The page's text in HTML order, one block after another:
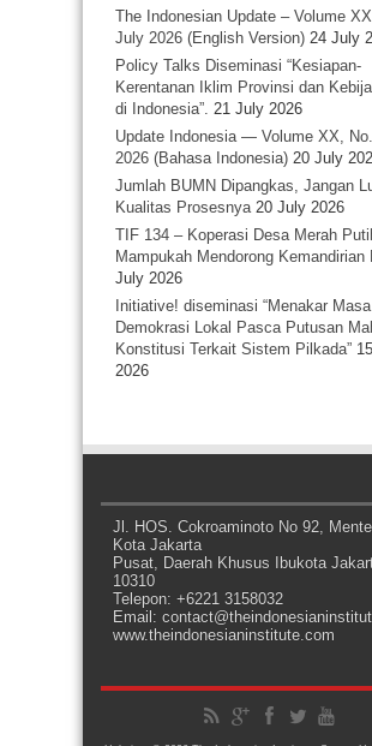
The Indonesian Update – Volume
July 2026 (English Version) 24 July
Policy Talks Diseminasi “Kesiapan-
Kerentanan Iklim Provinsi dan
di Indonesia”. 21 July 2026
Update Indonesia — Volume XX,
2026 (Bahasa Indonesia) 20 July
Jumlah BUMN Dipangkas, Jangan
Kualitas Prosesnya 20 July 2026
TIF 134 – Koperasi Desa Merah
Mampukah Mendorong Kemandirian
July 2026
Initiative! diseminasi “Menakar
Demokrasi Lokal Pasca Putusan
Konstitusi Terkait Sistem Pilkada”
2026
Jl. HOS. Cokroaminoto No 92,
Kota Jakarta
Pusat, Daerah Khusus Ibukota
10310
Telepon: +6221 3158032
Email:
www.theindonesianinstitute.com